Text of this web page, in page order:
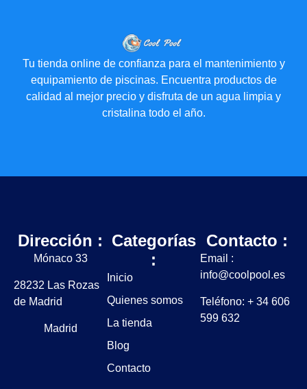
Tu tienda online de confianza para el mantenimiento y
equipamiento de piscinas. Encuentra productos de
calidad al mejor precio y disfruta de un agua limpia y
cristalina todo el año.
Dirección :
Mónaco 33
28232 Las Rozas
de Madrid
Madrid
Categorías
:
Inicio
Quienes somos
La tienda
Blog
Contacto
Contacto :
Email :
info@coolpool.es
Teléfono: + 34 606
599 632